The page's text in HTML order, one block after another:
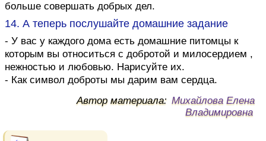
больше совершать добрых дел.
14. А теперь послушайте домашние задание
- У вас у каждого дома есть домашние питомцы к
которым вы относиться с добротой и милосердием ,
нежностью и любовью. Нарисуйте их.
- Как символ доброты мы дарим вам сердца.
Автор материала: Михайлова Елена
Владимировна